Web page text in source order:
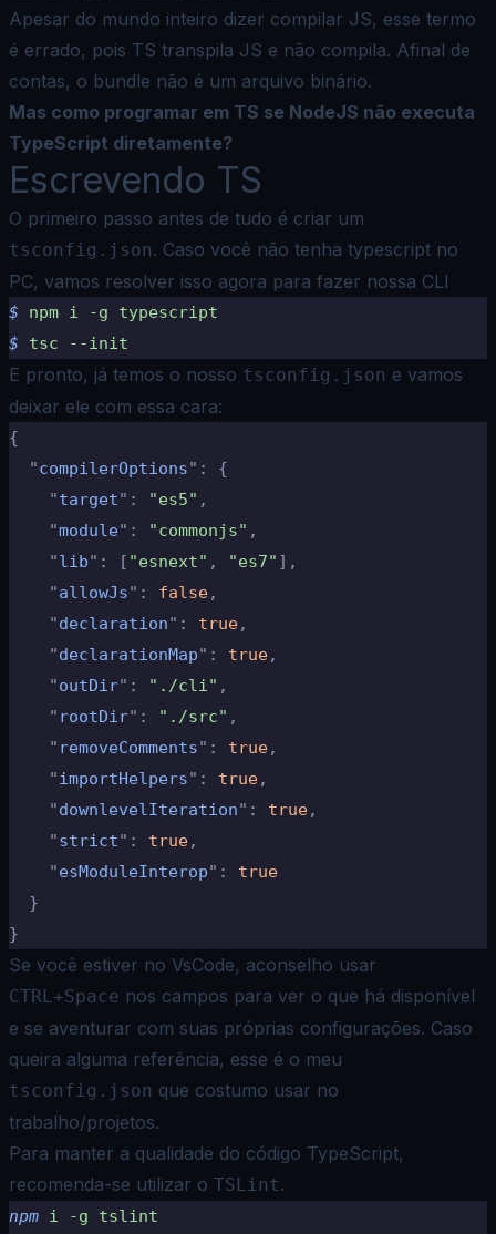
Apesar do mundo inteiro dizer compilar JS, esse termo
é errado, pois TS transpila JS e não compila. Afinal de
contas, o bundle não é um arquivo binário.
Mas como programar em TS se NodeJS não executa
TypeScript diretamente?
Escrevendo TS
O primeiro passo antes de tudo é criar um
tsconfig.json. Caso você não tenha typescript no
PC, vamos resolver isso agora para fazer nossa CLI
$ npm i -g typescript
$ tsc --init
E pronto, já temos o nosso tsconfig.json e vamos
deixar ele com essa cara:
{
  "
compilerOptions" :
{
    "
target" : "es5" ,
    "
module" : "commonjs" ,
    "
lib" : [ "esnext" , "es7" ],
    "
allowJs" : false,
    "
declaration" : true,
    "
declarationMap" : true,
    "
outDir" : "./cli" ,
    "
rootDir" : "./src" ,
    "
removeComments" : true,
    "
importHelpers" : true,
    "
downlevelIteration" : true,
    "
strict" : true,
    "
esModuleInterop" :
true
  }
}
Se você estiver no VsCode, aconselho usar
CTRL+Space nos campos para ver o que há disponível
e se aventurar com suas próprias configurações. Caso
queira alguma referência, esse é o meu
tsconfig.json que costumo usar no
trabalho/projetos.
Para manter a qualidade do código TypeScript,
recomenda-se utilizar o TSLint.
npm i -g tslint